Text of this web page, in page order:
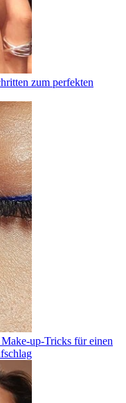
zum perfekten
up-Tricks für einen